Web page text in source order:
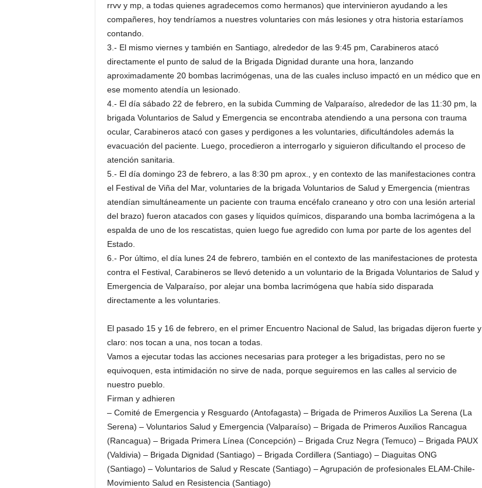
rrvv y mp, a todas quienes agradecemos como hermanos) que intervinieron ayudando a les
compañeres, hoy tendríamos a nuestres voluntaries con más lesiones y otra historia estaríamos
contando.
3.- El mismo viernes y también en Santiago, alrededor de las 9:45 pm, Carabineros atacó
directamente el punto de salud de la Brigada Dignidad durante una hora, lanzando
aproximadamente 20 bombas lacrimógenas, una de las cuales incluso impactó en un médico que en
ese momento atendía un lesionado.
4.- El día sábado 22 de febrero, en la subida Cumming de Valparaíso, alrededor de las 11:30 pm, la
brigada Voluntarios de Salud y Emergencia se encontraba atendiendo a una persona con trauma
ocular, Carabineros atacó con gases y perdigones a les voluntaries, dificultándoles además la
evacuación del paciente. Luego, procedieron a interrogarlo y siguieron dificultando el proceso de
atención sanitaria.
5.- El día domingo 23 de febrero, a las 8:30 pm aprox., y en contexto de las manifestaciones contra
el Festival de Viña del Mar, voluntaries de la brigada Voluntarios de Salud y Emergencia (mientras
atendían simultáneamente un paciente con trauma encéfalo craneano y otro con una lesión arterial
del brazo) fueron atacados con gases y líquidos químicos, disparando una bomba lacrimógena a la
espalda de uno de los rescatistas, quien luego fue agredido con luma por parte de los agentes del
Estado.
6.- Por último, el día lunes 24 de febrero, también en el contexto de las manifestaciones de protesta
contra el Festival, Carabineros se llevó detenido a un voluntario de la Brigada Voluntarios de Salud y
Emergencia de Valparaíso, por alejar una bomba lacrimógena que había sido disparada
directamente a les voluntaries.
El pasado 15 y 16 de febrero, en el primer Encuentro Nacional de Salud, las brigadas dijeron fuerte y
claro: nos tocan a una, nos tocan a todas.
Vamos a ejecutar todas las acciones necesarias para proteger a les brigadistas, pero no se
equivoquen, esta intimidación no sirve de nada, porque seguiremos en las calles al servicio de
nuestro pueblo.
Firman y adhieren
– Comité de Emergencia y Resguardo (Antofagasta) – Brigada de Primeros Auxilios La Serena (La
Serena) – Voluntarios Salud y Emergencia (Valparaíso) – Brigada de Primeros Auxilios Rancagua
(Rancagua) – Brigada Primera Línea (Concepción) – Brigada Cruz Negra (Temuco) – Brigada PAUX
(Valdivia) – Brigada Dignidad (Santiago) – Brigada Cordillera (Santiago) – Diaguitas ONG
(Santiago) – Voluntarios de Salud y Rescate (Santiago) – Agrupación de profesionales ELAM-Chile-
Movimiento Salud en Resistencia (Santiago)